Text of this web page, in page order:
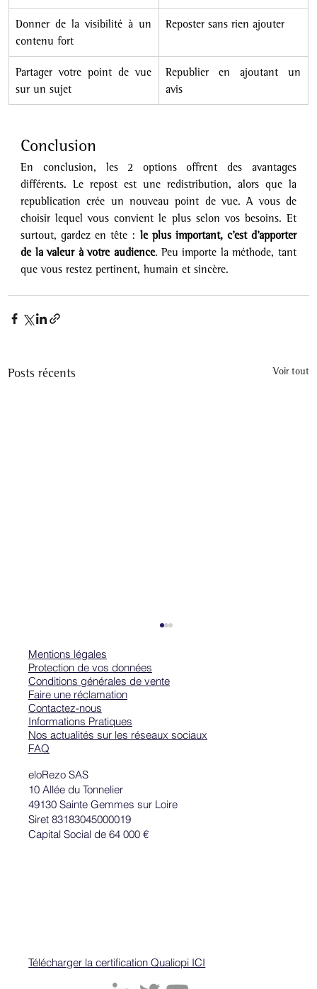
Donner de la visibilité à un
contenu fort
Reposter sans rien ajouter
Partager votre point de vue
sur un sujet
Republier en ajoutant un
avis
Conclusion
En conclusion, les 2 options offrent des avantages
différents. Le repost est une redistribution, alors que la
republication crée un nouveau point de vue. A vous de
choisir lequel vous convient le plus selon vos besoins. Et
surtout, gardez en tête : le plus important, c’est d’apporter
de la valeur à votre audience. Peu importe la méthode, tant
que vous restez pertinent, humain et sincère.
Posts récents Voir tout
Comment écrire une bonne accroche ?
eloRezo SAS
10 Allée du Tonnelier
49130 Sainte Gemmes sur Loire
Siret 83183045000019
Capital Social de 64 000 €
Mentions légales
Protection de vos données
Conditions générales de vente
Faire une réclamation
Contactez-nous
Informations Pratiques
Nos actualités sur les réseaux sociaux
FAQ
Télécharger la certification Qualiopi ICI